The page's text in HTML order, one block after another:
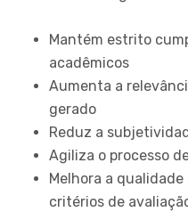
Mantém estrito
acadêmicos
Aumenta a
gerado
Reduz a
Agiliza o processo
Melhora a
critérios de